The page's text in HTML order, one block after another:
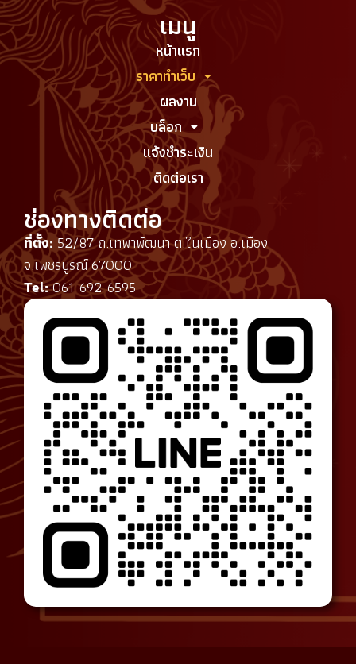
เมนู
หน้าแรก
ราคาทำเว็บ
ผลงาน
บล็อก
แจ้งชำระเงิน
ติดต่อเรา
ช่องทางติดต่อ
ที่ตั้ง:52/87 ถ.เทพาพัฒนา ต.ในเมือง อ.เมือง
จ.เพชรบูรณ์ 67000
Tel:061-692-6595